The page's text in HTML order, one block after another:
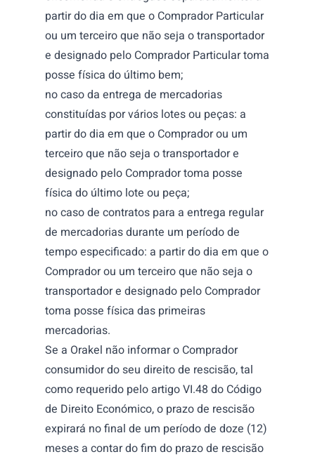
partir do dia em que o Comprador Particular
ou um terceiro que não seja o transportador
e designado pelo Comprador Particular toma
posse física do último bem;
no caso da entrega de mercadorias
constituídas por vários lotes ou peças: a
partir do dia em que o Comprador ou um
terceiro que não seja o transportador e
designado pelo Comprador toma posse
física do último lote ou peça;
no caso de contratos para a entrega regular
de mercadorias durante um período de
tempo especificado: a partir do dia em que o
Comprador ou um terceiro que não seja o
transportador e designado pelo Comprador
toma posse física das primeiras
mercadorias.
Se a Orakel não informar o Comprador
consumidor do seu direito de rescisão, tal
como requerido pelo artigo VI.48 do Código
de Direito Económico, o prazo de rescisão
expirará no final de um período de doze (12)
meses a contar do fim do prazo de rescisão